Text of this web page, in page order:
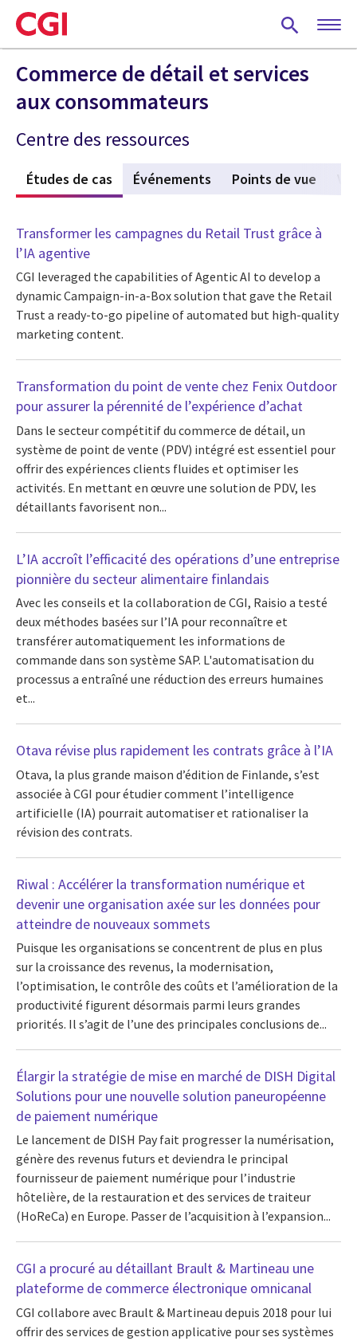
Skip
to
main
content
Commerce de détail et services
aux consommateurs
Centre des ressources
Études de cas (active tab)
Événements Points de vue
Transformer les campagnes du Retail Trust grâce à
l’IA agentive
CGI leveraged the capabilities of Agentic AI to develop a
dynamic Campaign-in-a-Box solution that gave the Retail
Trust a ready-to-go pipeline of automated but high-quality
marketing content.
Transformation du point de vente chez Fenix Outdoor
pour assurer la pérennité de l’expérience d’achat
Dans le secteur compétitif du commerce de détail, un
système de point de vente (PDV) intégré est essentiel pour
offrir des expériences clients fluides et optimiser les
activités. En mettant en œuvre une solution de PDV, les
détaillants favorisent non...
L’IA accroît l’efficacité des opérations d’une entreprise
pionnière du secteur alimentaire finlandais
Avec les conseils et la collaboration de CGI, Raisio a testé
deux méthodes basées sur l’IA pour reconnaître et
transférer automatiquement les informations de
commande dans son système SAP. L'automatisation du
processus a entraîné une réduction des erreurs humaines
et...
Otava révise plus rapidement les contrats grâce à l’IA
Otava, la plus grande maison d’édition de Finlande, s’est
associée à CGI pour étudier comment l’intelligence
artificielle (IA) pourrait automatiser et rationaliser la
révision des contrats.
Riwal : Accélérer la transformation numérique et
devenir une organisation axée sur les données pour
atteindre de nouveaux sommets
Puisque les organisations se concentrent de plus en plus
sur la croissance des revenus, la modernisation,
l’optimisation, le contrôle des coûts et l’amélioration de la
productivité figurent désormais parmi leurs grandes
priorités. Il s’agit de l’une des principales conclusions de...
Élargir la stratégie de mise en marché de DISH Digital
Solutions pour une nouvelle solution paneuropéenne
de paiement numérique
Le lancement de DISH Pay fait progresser la numérisation,
génère des revenus futurs et deviendra le principal
fournisseur de paiement numérique pour l’industrie
hôtelière, de la restauration et des services de traiteur
(HoReCa) en Europe. Passer de l’acquisition à l’expansion...
CGI a procuré au détaillant Brault & Martineau une
plateforme de commerce électronique omnicanal
CGI collabore avec Brault & Martineau depuis 2018 pour lui
offrir des services de gestion applicative pour ses systèmes